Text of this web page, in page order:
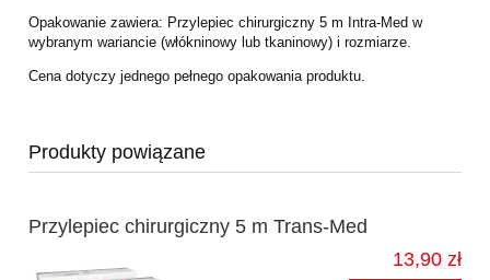
Opakowanie zawiera: Przylepiec chirurgiczny 5 m Intra-Med w
wybranym wariancie (włókninowy lub tkaninowy) i rozmiarze.
Cena dotyczy jednego pełnego opakowania produktu.
Produkty powiązane
Przylepiec chirurgiczny 5 m Trans-Med
13,90 zł